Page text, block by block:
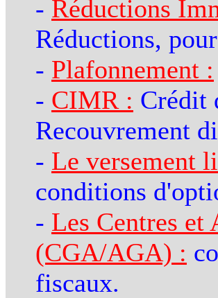
- Réductions
Réductions,
- Plafonnement :
- CIMR : Crédit
Recouvrement
- Le versement
conditions
- Les Centres et
(CGA/AGA) :
fiscaux.